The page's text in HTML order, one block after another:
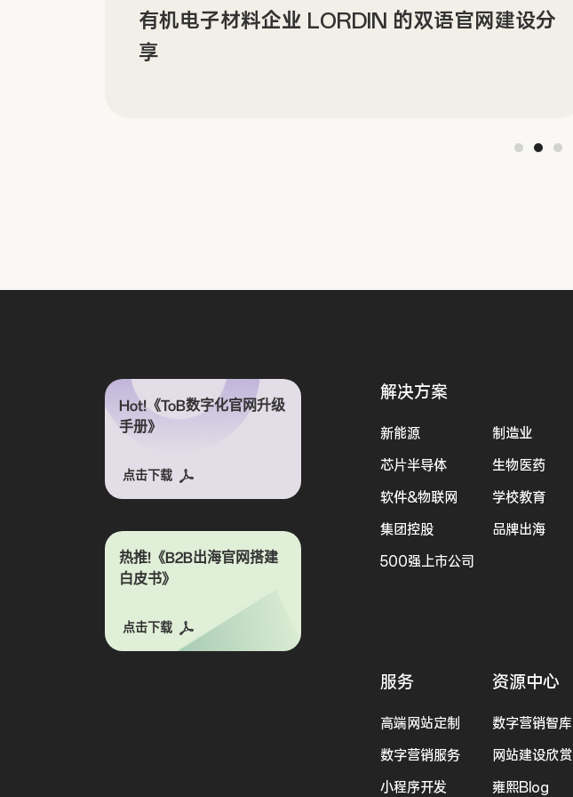
有机电子材料企业 LORDIN 的双语官网建设分
享
Hot!《ToB数字化官网升级
手册》
点击下载
热推!《B2B出海官网搭建
白皮书》
点击下载
解决方案
新能源
制造业
芯片半导体
生物医药
软件&物联网
学校教育
集团控股
品牌出海
500强上市公司
服务
高端网站定制
数字营销服务
小程序开发
资源中心
数字营销智库
网站建设欣赏
雍熙Blog